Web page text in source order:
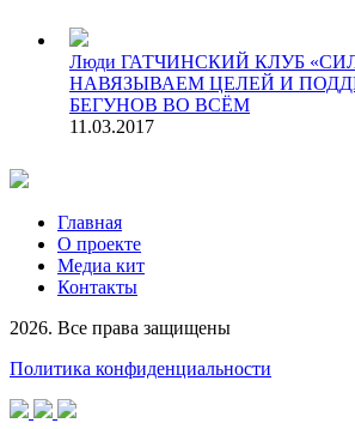
Люди ГАТЧИНСКИЙ КЛУБ
НАВЯЗЫВАЕМ ЦЕЛЕЙ И
БЕГУНОВ ВО ВСЁМ
11.03.2017
Главная
О проекте
Медиа кит
Контакты
2026. Все права защищены
Политика конфиденциальности